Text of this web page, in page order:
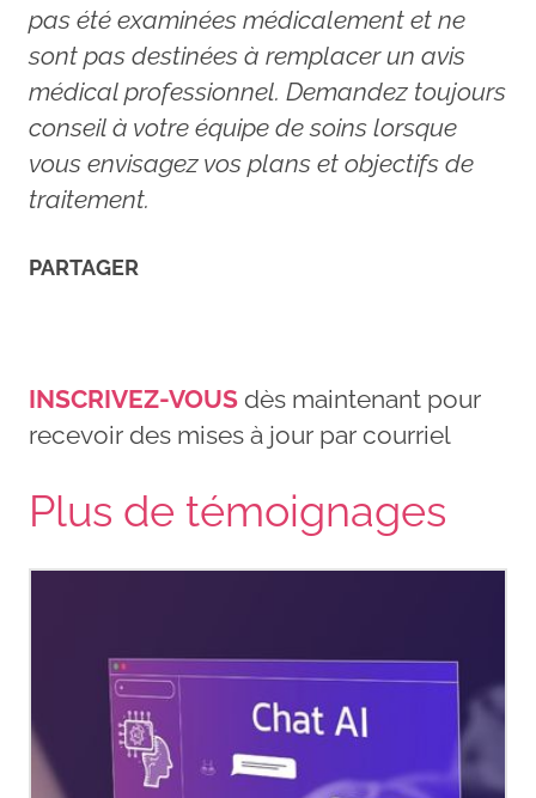
pas été examinées médicalement et ne
sont pas destinées à remplacer un avis
médical professionnel. Demandez toujours
conseil à votre équipe de soins lorsque
vous envisagez vos plans et objectifs de
traitement.
PARTAGER
INSCRIVEZ-VOUS dès maintenant pour
recevoir des mises à jour par courriel
Plus de témoignages